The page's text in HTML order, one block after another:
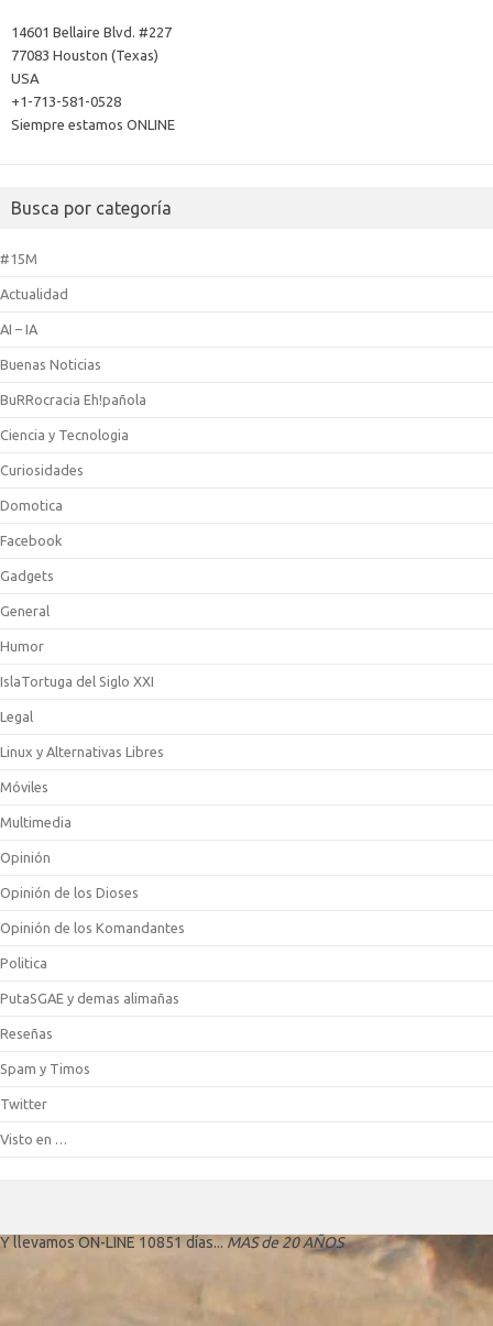
14601 Bellaire Blvd. #227
77083 Houston (Texas)
USA
+1-713-581-0528
Siempre estamos ONLINE
Busca por categoría
#15M
Actualidad
AI – IA
Buenas Noticias
BuRRocracia Eh!pañola
Ciencia y Tecnologia
Curiosidades
Domotica
Facebook
Gadgets
General
Humor
IslaTortuga del Siglo XXI
Legal
Linux y Alternativas Libres
Móviles
Multimedia
Opinión
Opinión de los Dioses
Opinión de los Komandantes
Politica
PutaSGAE y demas alimañas
Reseñas
Spam y Timos
Twitter
Visto en …
Y llevamos ON-LINE 10851 días... MAS de 20 AÑOS